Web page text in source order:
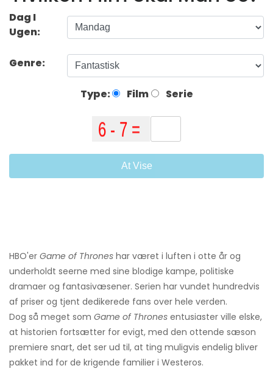
Dag I
Ugen:
Genre:
Type: Film Serie
At Vise
HBO'er Game of Thrones har været i luften i otte år og
underholdt seerne med sine blodige kampe, politiske
dramaer og fantasivæsener. Serien har vundet hundredvis
af priser og tjent dedikerede fans over hele verden.
Dog så meget som Game of Thrones entusiaster ville elske,
at historien fortsætter for evigt, med den ottende sæson
premiere snart, det ser ud til, at ting muligvis endelig bliver
pakket ind for de krigende familier i Westeros.